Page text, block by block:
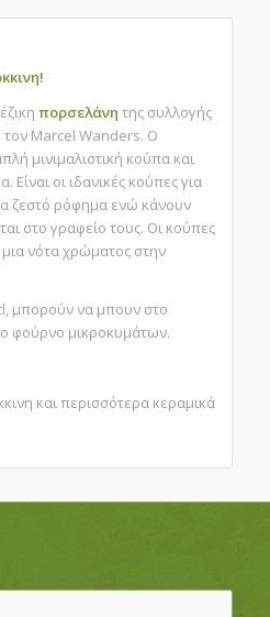
πορσελάνη της συλλογής
τον Marcel Wanders. Ο
μινιμαλιστική κούπα και
Είναι οι ιδανικές κούπες για
ζεστό ρόφημα ενώ κάνουν
στο γραφείο τους. Οι κούπες
νότα χρώματος στην
μπορούν να μπουν στο
φούρνο μικροκυμάτων.
και περισσότερα κεραμικά